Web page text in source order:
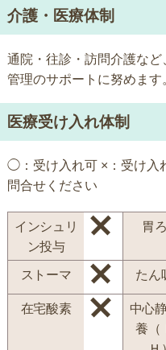
介護・医療体制
通院・往診・訪問介護な
管理のサポートに努めます
医療受け入れ体制
◯：受け入れ可 ×：受け入
問合せください
インシュリ
ン投与
胃
ストーマ たん
在宅酸素
中心
養（